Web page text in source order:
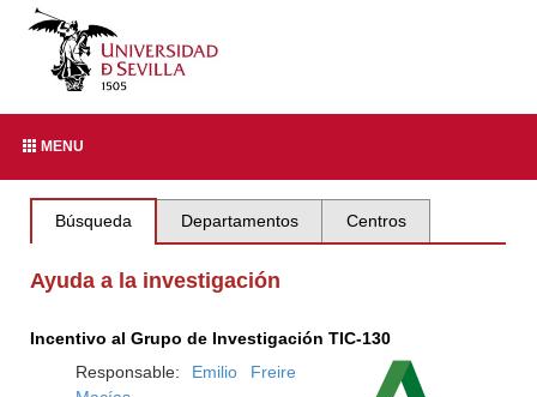
MENU
Búsqueda Departamentos Centros
Ayuda a la investigación
Incentivo al Grupo de Investigación TIC-130
Responsable: Emilio Freire